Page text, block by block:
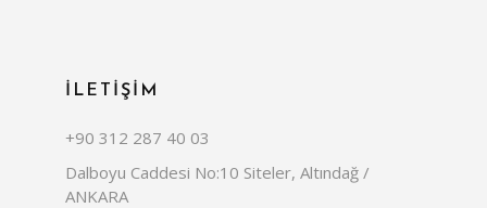
İLETİŞİM
+90 312 287 40 03
Dalboyu Caddesi No:10 Siteler, Altındağ /
ANKARA